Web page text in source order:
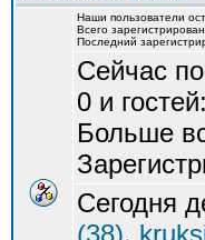
Наши пользователи
Всего
Последний
Сейчас
0 и
Больше
Сегодня
(38),